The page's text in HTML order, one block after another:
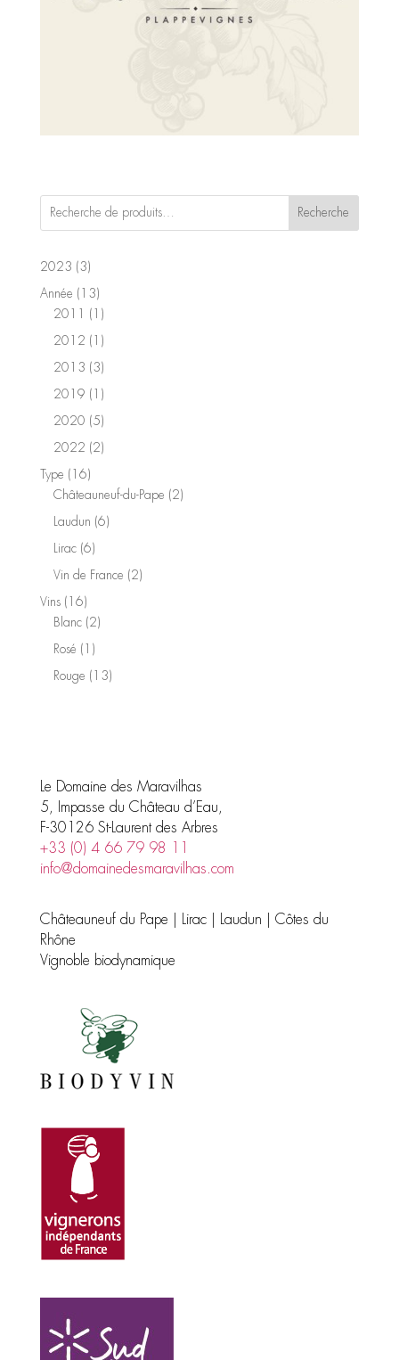
Recherche
2023 33
produits
Année 1313
produits
2011
1
produit
2012
1
produit
2013 33
produits
2019
1
produit
2020 55
produits
2022 22
Type 1616
produits
Châteauneuf-du-Pape 22
Laudun 66
Lirac 66
produits
Vin de France 22
Vins 1616
produits
Blanc 22
Rosé
1
produit
Rouge 1313
Le Domaine des Maravilhas
5, Impasse du Château d’Eau,
F-30126 St-Laurent des Arbres
+33 (0) 4 66 79 98 11
info@domainedesmaravilhas.com
Châteauneuf du Pape | Lirac | Laudun | Côtes du
Rhône
Vignoble biodynamique